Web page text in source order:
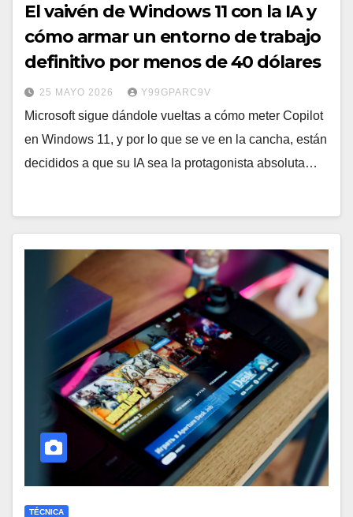
El vaivén de Windows 11 con la IA y
cómo armar un entorno de trabajo
definitivo por menos de 40 dólares
25 MAYO 2026 Y99GPARC9V
Microsoft sigue dándole vueltas a cómo meter Copilot
en Windows 11, y por lo que se ve en la cancha, están
decididos a que su IA sea la protagonista absoluta…
TÉCNICA